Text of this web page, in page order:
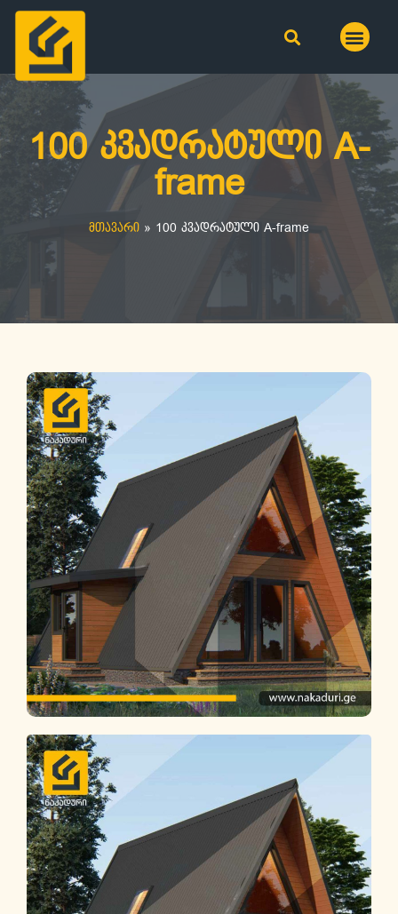
100 კვადრატული A-
frame
მთავარი » 100 კვადრატული A-frame